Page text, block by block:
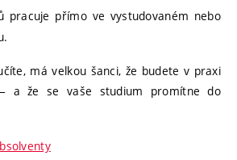
pracuje přímo ve vystudovaném nebo
má velkou šanci, že budete v praxi
a že se vaše studium promítne do